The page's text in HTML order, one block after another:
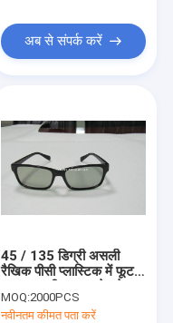
अब से संपर्क करें
45 / 135 डिग्री असली
रैखिक पीसी प्लास्टिक में फूट
लिए पार्टी खेल
MOQ:2000PCS
नवीनतम कीमत पता करें